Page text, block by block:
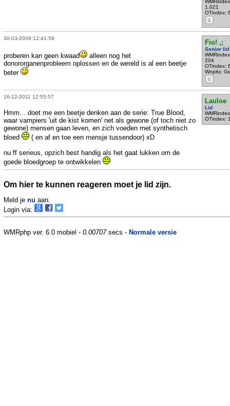
1.021
OTindex:
S
30-03-2009 12:41:59
Fio! ,;
Senior lid
204
OTindex:
Wnplts:
S
proberen kan geen kwaad
alleen nog het
donororganenprobleem oplossen en de wereld is al een beetje
beter
16-12-2011 12:55:57
Lauloe
Lid
OTindex:
Hmm... doet me een beetje denken aan de serie: True Blood,
waar vampiers 'uit de kist komen' net als gewone (of toch niet zo
gewone) mensen gaan leven, en zich voeden met synthetisch
bloed
( en af en toe een mensje tussendoor) xD
nu ff serieus, opzich best handig als het gaat lukken om de
goede bloedgroep te ontwikkelen
Om hier te kunnen reageren moet je lid zijn.
Meld je nu aan.
Login via:
WMRphp ver. 6.0 mobiel - 0.00707secs - Normale versie